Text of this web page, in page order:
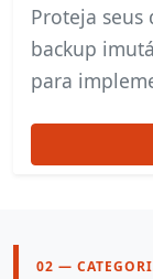
Proteja seus
backup
para
02 —